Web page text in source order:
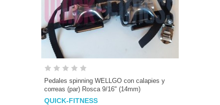
Pedales spinning WELLGO con calapies y
correas (par) Rosca 9/16" (14mm)
QUICK-FITNESS